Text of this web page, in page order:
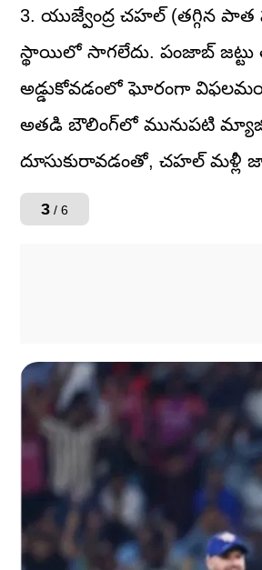
3. యుజ్వేంద్ర చహల్ (తగ్గిన
స్థాయిలో సాగలేదు. పంజాబ్ జట్టు
అడ్డుకోవడంలో ఘోరంగా
అతడి బౌలింగ్‌లో మునుపటి మ్యాజిక్
దూసుకురావడంతో, చహల్ మళ్లీ
3 / 6